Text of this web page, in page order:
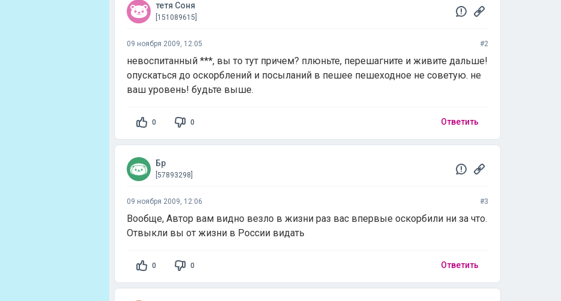
тетя Соня
[151089615]
09 ноября 2009, 12:05 #2
невоспитанный ***, вы то тут причем? плюньте, перешагните и живите дальше!
опускаться до оскорблений и посыланий в пешее пешеходное не советую. не
ваш уровень! будьте выше.
0 0 Ответить
Бр
[57893298]
09 ноября 2009, 12:06 #3
Вообще, Автор вам видно везло в жизни раз вас впервые оскорбили ни за что.
Отвыкли вы от жизни в России видать
0 0 Ответить